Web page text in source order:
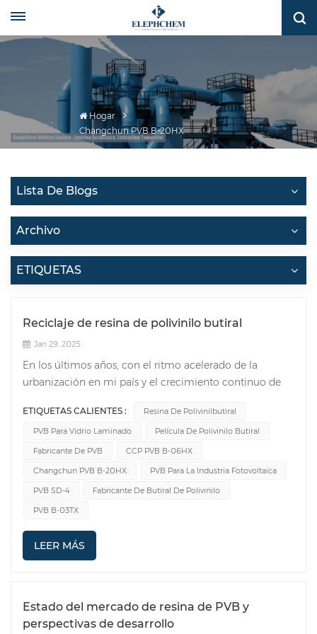
Hogar
Changchun PVB B-20HX
Lista De Blogs
Archivo
ETIQUETAS
Reciclaje de resina de polivinilo butiral
Jan 29, 2025
En los últimos años, con el ritmo acelerado de la
urbanización en mi país y el crecimiento continuo de
demanda de vidrio laminado de PVB. Al mismo tiempo,
con el desarrollo de la tecnología, Película de PVB ha
sido investigado y desarrollado, y el mercado de
aplicaciones se ha desarrollado aún más. En este
de recolección y reciclaje de residuos de PVB, a fin de
lograr la amabilidad ambiental y maximizar los
principalmente el método de reciclaje físico, el método
de reciclaje de productos químicos y el método de
ETIQUETAS CALIENTES :
Resina De Polivinilbutiral
PVB Para Vidrio Laminado
Película De Polivinilo Butiral
Fabricante De PVB
CCP PVB B-06HX
Changchun PVB B-20HX
PVB Para La Industria Fotovoltaica
PVB SD-4
Fabricante De Butiral De Polivinilo
PVB B-03TX
LEER MÁS
Estado del mercado de resina de PVB y
perspectivas de desarrollo